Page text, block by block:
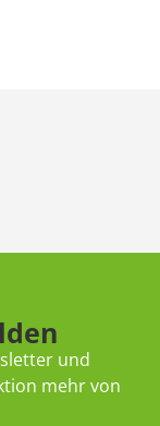
und
mehr von